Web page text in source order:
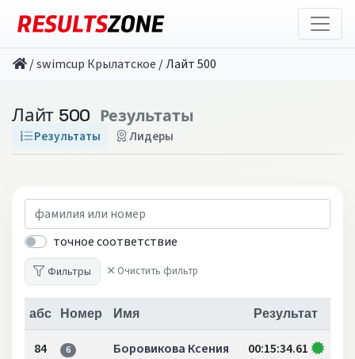
/swimcup Крылатское /Лайт 500
Лайт 500 Результаты
Результаты Лидеры
точное соответствие
Фильтры Очистить фильтр
абс Номер Имя Результат
84 6 Боровикова Ксения 00:15:34.61